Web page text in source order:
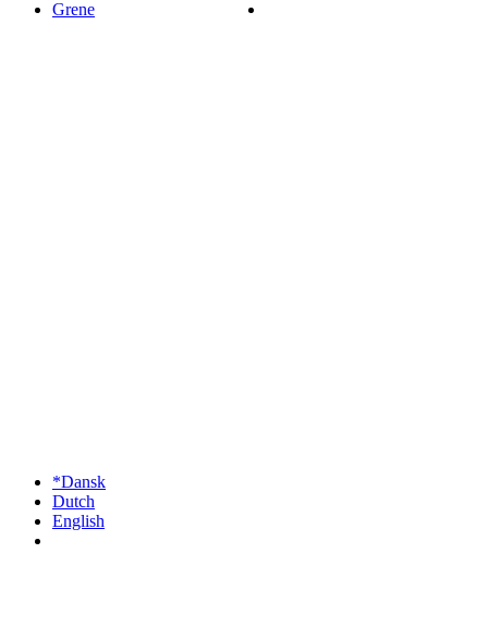
Grene
*Dansk
Dutch
English